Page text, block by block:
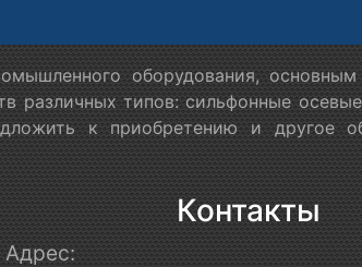
оборудования, основным
различных типов: сильфонные
к приобретению и другое
Контакты
Адрес: